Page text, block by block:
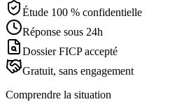
Étude 100 % confidentielle
Réponse sous 24h
Dossier FICP accepté
Gratuit, sans engagement
Comprendre la situation